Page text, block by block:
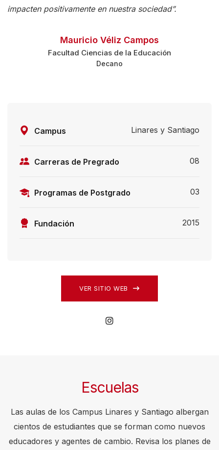
impacten positivamente en nuestra sociedad”.
Mauricio Véliz Campos
Facultad Ciencias de la Educación
Decano
Campus Linares y Santiago
Carreras de Pregrado 08
Programas de Postgrado 03
Fundación 2015
VER SITIO WEB
Escuelas
Las aulas de los Campus Linares y Santiago albergan
cientos de estudiantes que se forman como nuevos
educadores y agentes de cambio. Revisa los planes de